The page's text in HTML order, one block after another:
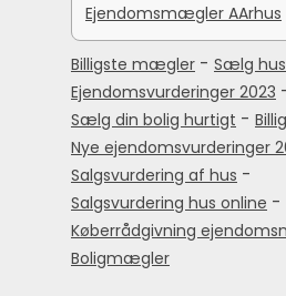
Ejendomsmægler AArhus
Billigste mægler - Sælg
Ejendomsvurderinger 2023
Sælg din bolig hurtigt -
Nye ejendomsvurderinger
Salgsvurdering af hus -
Salgsvurdering hus online -
Køberrådgivning
Boligmægler